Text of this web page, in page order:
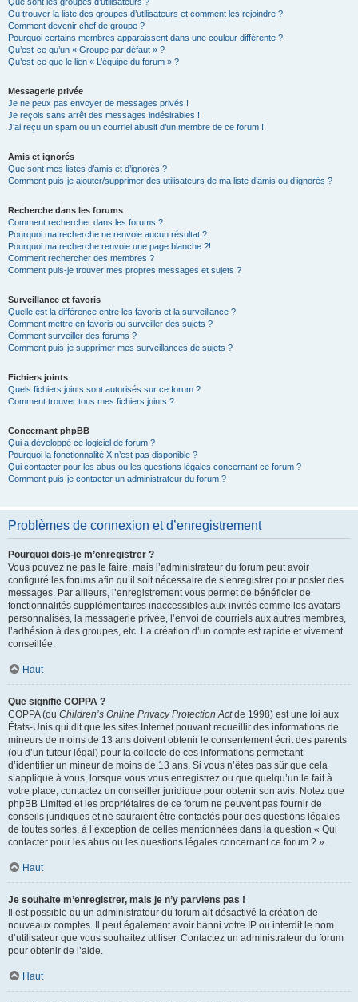
Où trouver la liste des groupes d’utilisateurs et comment les rejoindre ?
Comment devenir chef de groupe ?
Pourquoi certains membres apparaissent dans une couleur différente ?
Qu’est-ce qu’un « Groupe par défaut » ?
Qu’est-ce que le lien « L’équipe du forum » ?
Messagerie privée
Je ne peux pas envoyer de messages privés !
Je reçois sans arrêt des messages indésirables !
J’ai reçu un spam ou un courriel abusif d’un membre de ce forum !
Amis et ignorés
Que sont mes listes d’amis et d’ignorés ?
Comment puis-je ajouter/supprimer des utilisateurs de ma liste d’amis ou d’ignorés ?
Recherche dans les forums
Comment rechercher dans les forums ?
Pourquoi ma recherche ne renvoie aucun résultat ?
Pourquoi ma recherche renvoie une page blanche ?!
Comment rechercher des membres ?
Comment puis-je trouver mes propres messages et sujets ?
Surveillance et favoris
Quelle est la différence entre les favoris et la surveillance ?
Comment mettre en favoris ou surveiller des sujets ?
Comment surveiller des forums ?
Comment puis-je supprimer mes surveillances de sujets ?
Fichiers joints
Quels fichiers joints sont autorisés sur ce forum ?
Comment trouver tous mes fichiers joints ?
Concernant phpBB
Qui a développé ce logiciel de forum ?
Pourquoi la fonctionnalité X n’est pas disponible ?
Qui contacter pour les abus ou les questions légales concernant ce forum ?
Comment puis-je contacter un administrateur du forum ?
Problèmes de connexion et d’enregistrement
Pourquoi dois-je m’enregistrer ?
Vous pouvez ne pas le faire, mais l’administrateur du forum peut avoir
configuré les forums afin qu’il soit nécessaire de s’enregistrer pour poster des
messages. Par ailleurs, l’enregistrement vous permet de bénéficier de
fonctionnalités supplémentaires inaccessibles aux invités comme les avatars
personnalisés, la messagerie privée, l’envoi de courriels aux autres membres,
l’adhésion à des groupes, etc. La création d’un compte est rapide et vivement
conseillée.
Haut
Que signifie COPPA ?
COPPA (ou Children’s Online Privacy Protection Actde 1998) est une loi aux
États-Unis qui dit que les sites Internet pouvant recueillir des informations de
mineurs de moins de 13 ans doivent obtenir le consentement écrit des parents
(ou d’un tuteur légal) pour la collecte de ces informations permettant
d’identifier un mineur de moins de 13 ans. Si vous n’êtes pas sûr que cela
s’applique à vous, lorsque vous vous enregistrez ou que quelqu’un le fait à
votre place, contactez un conseiller juridique pour obtenir son avis. Notez que
phpBB Limited et les propriétaires de ce forum ne peuvent pas fournir de
conseils juridiques et ne sauraient être contactés pour des questions légales
de toutes sortes, à l’exception de celles mentionnées dans la question « Qui
contacter pour les abus ou les questions légales concernant ce forum ? ».
Haut
Je souhaite m’enregistrer, mais je n’y parviens pas !
Il est possible qu’un administrateur du forum ait désactivé la création de
nouveaux comptes. Il peut également avoir banni votre IP ou interdit le nom
d’utilisateur que vous souhaitez utiliser. Contactez un administrateur du forum
pour obtenir de l’aide.
Haut